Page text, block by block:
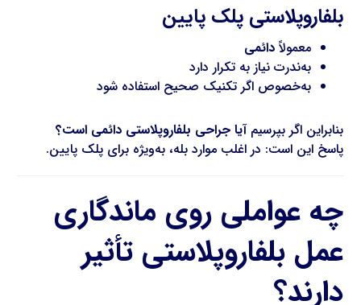
بلفاروپلاستی پلک پایین
معمولاًدائمی
به‌ندرت نیاز به تکرار دارد
به‌خصوص اگر تکنیک صحیح استفاده شود
بنابراین اگر بپرسیمآیا جراحی بلفاروپلاستی دائمی است؟
پاسخ این است: در اغلب موارد بله، به‌ویژه برای پلک پایین.
چه عواملی روی ماندگاری
عمل بلفاروپلاستی تأثیر
دارند؟